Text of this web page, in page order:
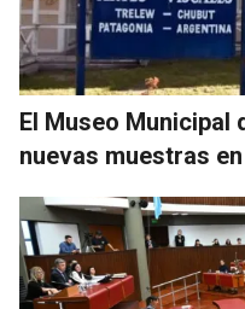
El Museo Municipal
nuevas muestras